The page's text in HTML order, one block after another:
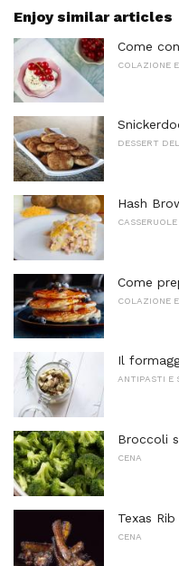
Enjoy similar articles
Come
COLAZIONE
DESSERT
Hash
Come
COLAZIONE
Il
ANTIPASTI E
Broccoli
CENA
Texas
CENA